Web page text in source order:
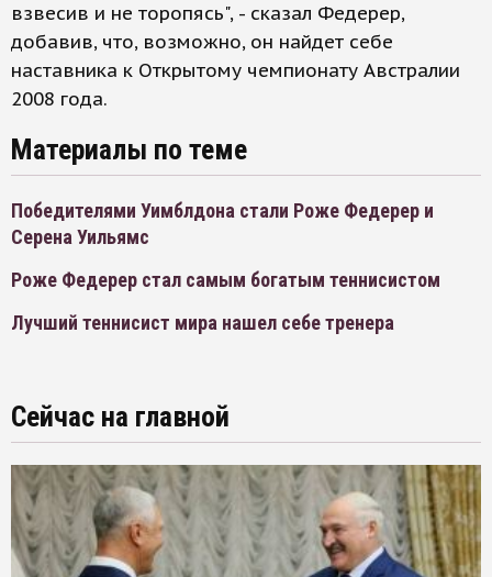
взвесив и не торопясь", - сказал Федерер,
добавив, что, возможно, он найдет себе
наставника к Открытому чемпионату Австралии
2008 года.
Материалы по теме
Победителями Уимблдона стали Роже Федерер и
Серена Уильямс
Роже Федерер стал самым богатым теннисистом
Лучший теннисист мира нашел себе тренера
Сейчас на главной